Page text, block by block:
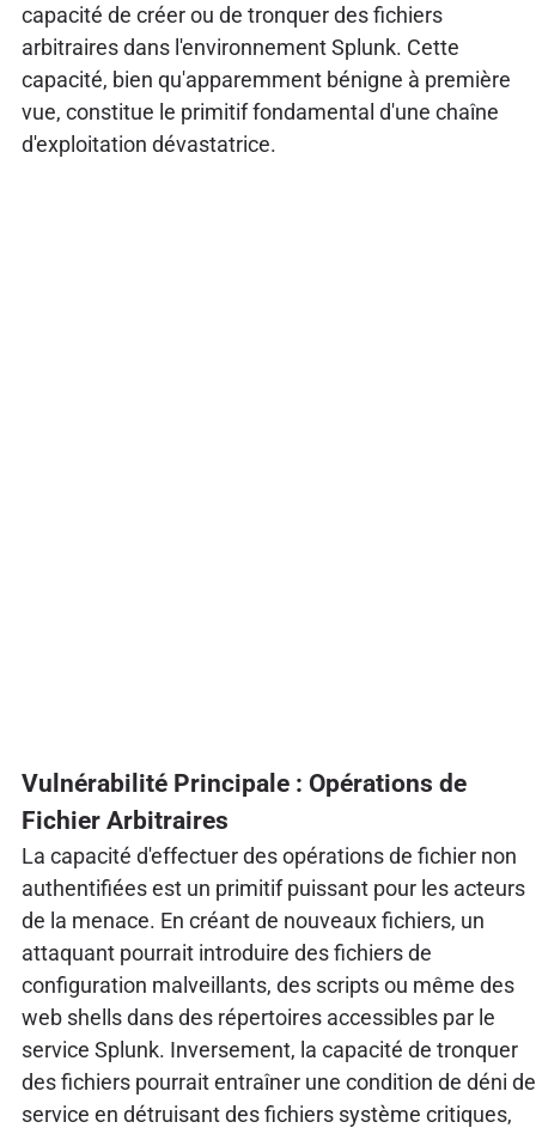
capacité de créer ou de tronquer des fichiers
arbitraires dans l'environnement Splunk. Cette
capacité, bien qu'apparemment bénigne à première
vue, constitue le primitif fondamental d'une chaîne
d'exploitation dévastatrice.
Vulnérabilité Principale : Opérations de
Fichier Arbitraires
La capacité d'effectuer des opérations de fichier non
authentifiées est un primitif puissant pour les acteurs
de la menace. En créant de nouveaux fichiers, un
attaquant pourrait introduire des fichiers de
configuration malveillants, des scripts ou même des
web shells dans des répertoires accessibles par le
service Splunk. Inversement, la capacité de tronquer
des fichiers pourrait entraîner une condition de déni de
service en détruisant des fichiers système critiques,